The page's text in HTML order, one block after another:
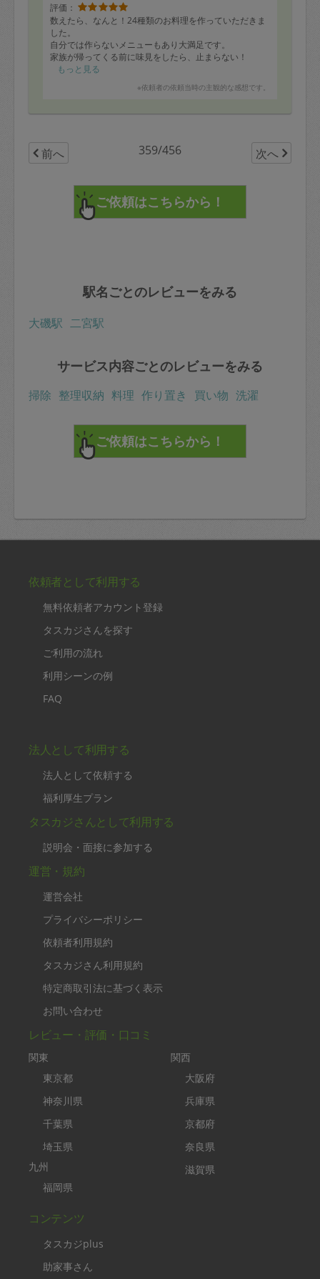
評価：
数えたら、なんと！24種類のお料理を作っていただきま
した。
自分では作らないメニューもあり大満足です。
家族が帰ってくる前に味見をしたら、止まらない！
どれもおいしい…！！
ゴミもきちんと分別してくださいました。
またぜひお願いしたいです。
もっと見る
※依頼者の依頼当時の主観的な感想です。
前へ 359/456 次へ
駅名ごとのレビューをみる
大磯駅 二宮駅
サービス内容ごとのレビューをみる
掃除 整理収納 料理 作り置き 買い物 洗濯
依頼者として利用する
無料依頼者アカウント登録
タスカジさんを探す
ご利用の流れ
利用シーンの例
FAQ
法人として利用する
法人として依頼する
福利厚生プラン
タスカジさんとして利用する
説明会・面接に参加する
運営・規約
運営会社
プライバシーポリシー
依頼者利用規約
タスカジさん利用規約
特定商取引法に基づく表示
お問い合わせ
レビュー・評価・口コミ
関東
東京都
神奈川県
千葉県
埼玉県
九州
福岡県
関西
大阪府
兵庫県
京都府
奈良県
滋賀県
コンテンツ
タスカジplus
助家事さん